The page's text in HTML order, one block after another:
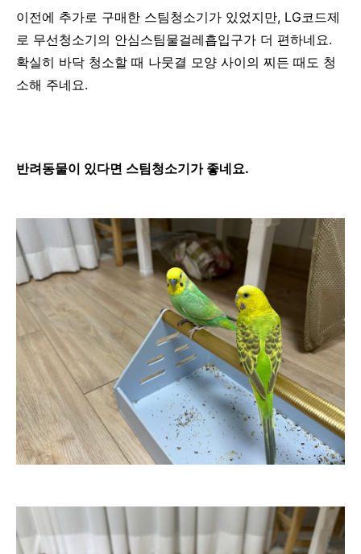
이전에 추가로 구매한 스팀청소기가 있었지만, LG코드제
로 무선청소기의 안심스팀물걸레흡입구가 더 편하네요.
확실히 바닥 청소할 때 나뭇결 모양 사이의 찌든 때도 청
소해 주네요.
반려동물이 있다면 스팀청소기가 좋네요.